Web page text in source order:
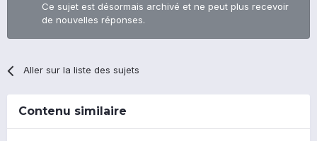
Ce sujet est désormais archivé et ne peut plus recevoir
de nouvelles réponses.
Aller sur la liste des sujets
Contenu similaire